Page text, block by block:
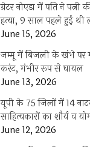
ग्रेटर नोएडा में पति ने
हत्या, 9 साल पहले हुई थी
June 15, 2026
जम्मू में बिजली के खंभे पर
करंट, गंभीर रूप से घायल
June 13, 2026
यूपी के 75 जिलों में 14
साहित्यकारों का शौर्य व
June 12, 2026